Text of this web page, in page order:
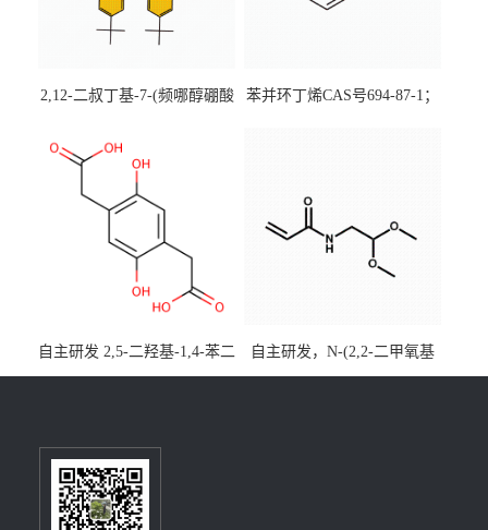
2,12-二叔丁基-7-(频哪醇硼酸
[3,2,1-de]蒽CAS号2648896-
装，实验室现货直发
苯并环丁烯CAS号694-87-1；
自主研发 2,5-二羟基-1,4-苯二
乙酸CAS号5488-16-4；公斤
百公斤级可供应
自主研发，N-(2,2-二甲氧基
乙基)丙烯酰胺CAS号49707-